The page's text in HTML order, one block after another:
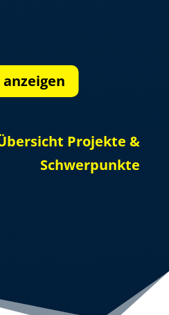
Projekte &
Schwerpunkte